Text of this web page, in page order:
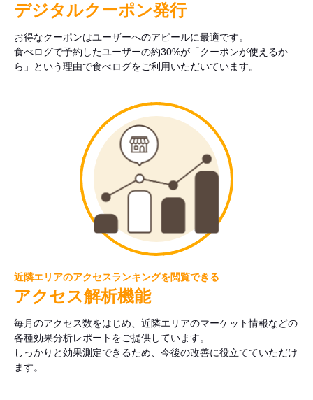
デジタルクーポン発行
お得なクーポンはユーザーへのアピールに最適です。
食べログで予約したユーザーの約30%が「クーポンが使えるか
ら」という理由で食べログをご利用いただいています。
近隣エリアのアクセスランキングを閲覧できる
アクセス解析機能
毎月のアクセス数をはじめ、近隣エリアのマーケット情報などの
各種効果分析レポートをご提供しています。
しっかりと効果測定できるため、今後の改善に役立てていただけ
ます。